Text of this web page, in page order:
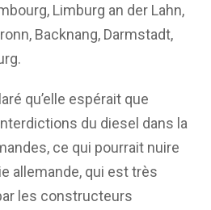
Limburg an der Lahn,
Backnang, Darmstadt,
qu’elle espérait que
du diesel dans la
ce qui pourrait nuire
allemande, qui est très
les constructeurs